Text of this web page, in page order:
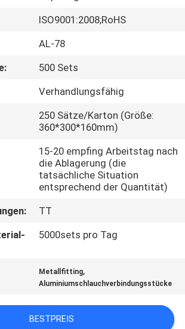
ISO9001:2008;RoHS
AL-78
500 Sets
Verhandlungsfähig
250 Sätze/Karton (Größe:
360*300*160mm)
15-20 empfing Arbeitstag nach
die Ablagerung (die
tatsächliche Situation
entsprechend der Quantität)
TT
5000sets pro Tag
Metallfitting,
Aluminiumschlauchverbindungsstücke
BESTPREIS